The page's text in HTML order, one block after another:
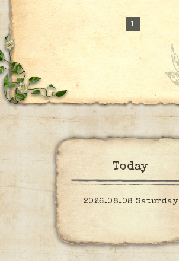
1
Today
2026.08.08 Saturday